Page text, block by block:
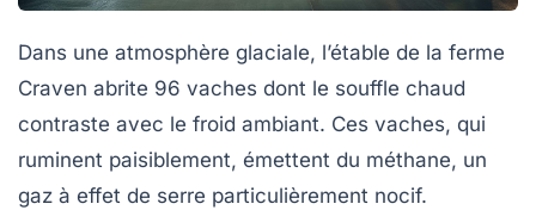
Dans une atmosphère glaciale, l’étable de la ferme
Craven abrite 96 vaches dont le souffle chaud
contraste avec le froid ambiant. Ces vaches, qui
ruminent paisiblement, émettent du méthane, un
gaz à effet de serre particulièrement nocif.